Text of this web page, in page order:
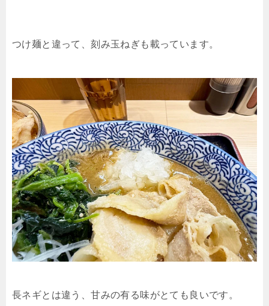
つけ麺と違って、刻み玉ねぎも載っています。
長ネギとは違う、甘みの有る味がとても良いです。